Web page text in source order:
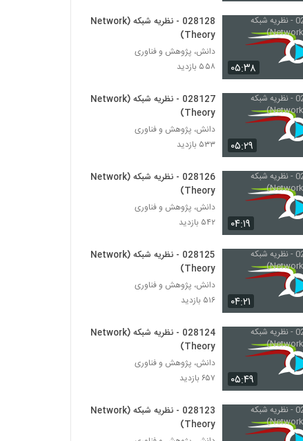
028151 - پیچیدگی اجتماعی (Social
Complexity)
۵۸۳ بازدید
Complexity)
۵۵۵ بازدید
028153 - پیچیدگی اجتماعی (Social
Complexity)
۵۴۲ بازدید
Complexity)
۵۴۷ بازدید
028155 - پیچیدگی اجتماعی (Social
Complexity)
۴۸۶ بازدید
Complexity)
۴۶۴ بازدید
028157 - پیچیدگی سیاسی (Political
Complexity)
۴۴۲ بازدید
028158 - پیچیدگی سیاسی (Political
Complexity)
۰۵:۳۸
028128 - نظریه شبکه (Network
Theory)
دانش، پژوهش و فناوری
۵۵۸ بازدید
۰۵:۲۹
028127 - نظریه شبکه (Network
Theory)
دانش، پژوهش و فناوری
۵۳۳ بازدید
۰۴:۱۹
028126 - نظریه شبکه (Network
Theory)
دانش، پژوهش و فناوری
۵۴۲ بازدید
۰۴:۲۱
028125 - نظریه شبکه (Network
Theory)
دانش، پژوهش و فناوری
۵۱۶ بازدید
۰۵:۴۹
028124 - نظریه شبکه (Network
Theory)
دانش، پژوهش و فناوری
۶۵۷ بازدید
028123 - نظریه شبکه (Network
Theory)